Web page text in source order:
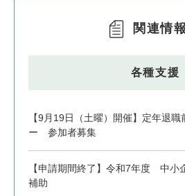
関連情報
各種支援
【9月19日（土曜）開催】定年退
ー 参加者募集
【申請期間終了】令和7年度 中小
補助